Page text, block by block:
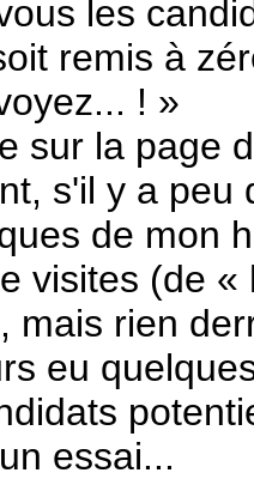
les
remis à
! »
sur la page
s'il y a
de mon
visites (de
mais rien
eu
essai...